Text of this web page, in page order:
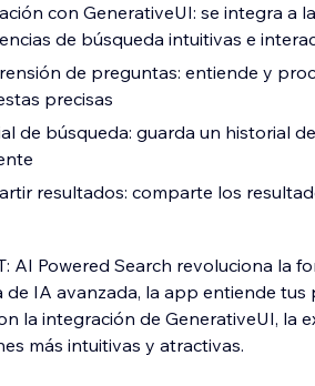
con GenerativeUI: se integra a
de búsqueda intuitivas e
de preguntas: entiende y
precisas
de búsqueda: guarda un historial
resultados: comparte los
AI Powered Search revoluciona la
IA avanzada, la app entiende
la integración de GenerativeUI, la
más intuitivas y atractivas.